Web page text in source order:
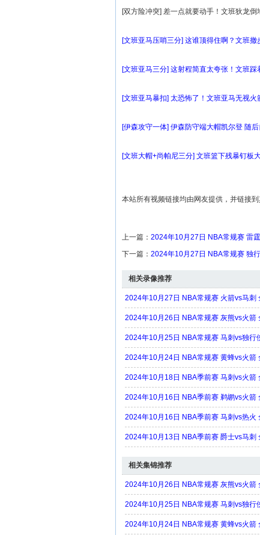
[双方险冲突] 差一点就要动手！文班狄龙
[文班亚马压哨三分] 这谁顶得住啊？文班
[文班亚马三分] 这射程简直太夸张！文班踩
[文班亚马暴扣] 太恐怖了！文班亚马无视
[伊森攻守一体] 伊森防守端大帽凯尔登 随
[文班大帽+尚帕尼三分] 文班篮下残暴钉板
本站所有视频链接均由网友提供，并链接到
上一篇： 2024年10月27日 NBA常规赛 雷
下一篇： 2024年10月27日 NBA常规赛 独
相关录像推荐
2024年10月27日 NBA常规赛 火箭vs马刺
2024年10月26日 NBA常规赛 灰熊vs火箭
2024年10月25日 NBA常规赛 马刺vs独行
2024年10月24日 NBA常规赛 黄蜂vs火箭
2024年10月18日 NBA季前赛 马刺vs火箭
2024年10月16日 NBA季前赛 鹈鹕vs火箭
2024年10月16日 NBA季前赛 马刺vs热火
2024年10月13日 NBA季前赛 爵士vs马刺
相关集锦推荐
2024年10月26日 NBA常规赛 灰熊vs火箭
2024年10月25日 NBA常规赛 马刺vs独行
2024年10月24日 NBA常规赛 黄蜂vs火箭